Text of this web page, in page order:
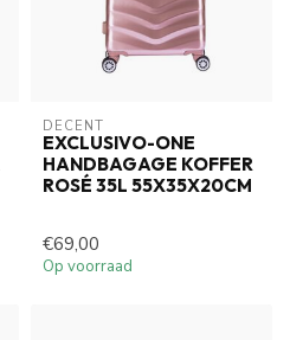
DECENT
EXCLUSIVO-ONE
HANDBAGAGE KOFFER
ROSÉ 35L 55X35X20CM
€69,00
Op voorraad